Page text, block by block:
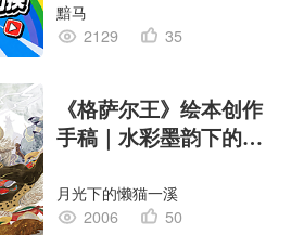
黯马
2129
35
《格萨尔王》绘本创作
手稿｜水彩墨韵下的史
月光下的懒猫一溪
2006
50